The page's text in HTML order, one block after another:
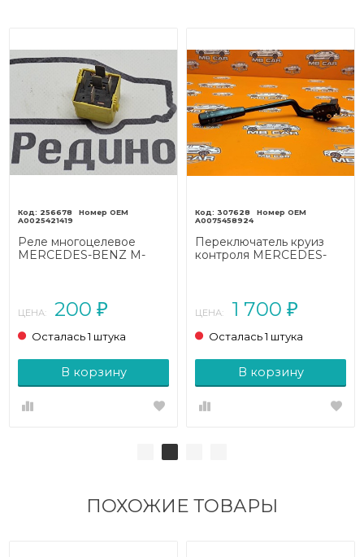
256678
A0025421419
Реле многоцелевое
MERCEDES-BENZ M-
ЦЕНА: 200 ₽
Осталась 1 штука
В корзину
307628
A0075458924
Переключатель круиз
контроля MERCEDES-
ЦЕНА: 1 700 ₽
Осталась 1 штука
В корзину
ПОХОЖИЕ ТОВАРЫ